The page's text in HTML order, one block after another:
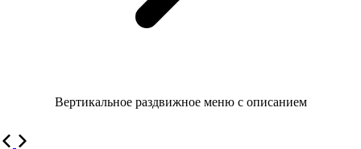
Вертикальное раздвижное меню с описанием